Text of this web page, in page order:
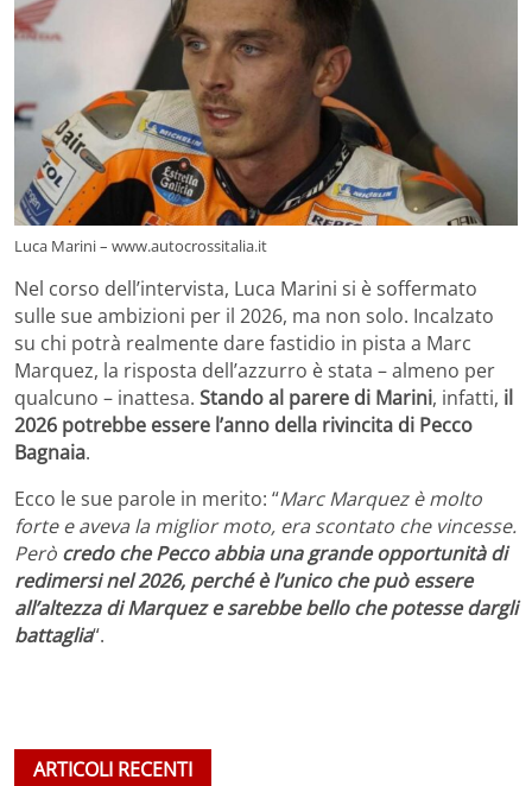
Luca Marini – www.autocrossitalia.it
Nel corso dell’intervista, Luca Marini si è soffermato
sulle sue ambizioni per il 2026, ma non solo. Incalzato
su chi potrà realmente dare fastidio in pista a Marc
Marquez, la risposta dell’azzurro è stata – almeno per
qualcuno – inattesa. Stando al parere di Marini, infatti, il
2026 potrebbe essere l’anno della rivincita di Pecco
Bagnaia.
Ecco le sue parole in merito: “Marc Marquez è molto
forte e aveva la miglior moto, era scontato che vincesse.
Però credo che Pecco abbia una grande opportunità di
redimersi nel 2026, perché è l’unico che può essere
all’altezza di Marquez e sarebbe bello che potesse dargli
battaglia“.
ARTICOLI RECENTI